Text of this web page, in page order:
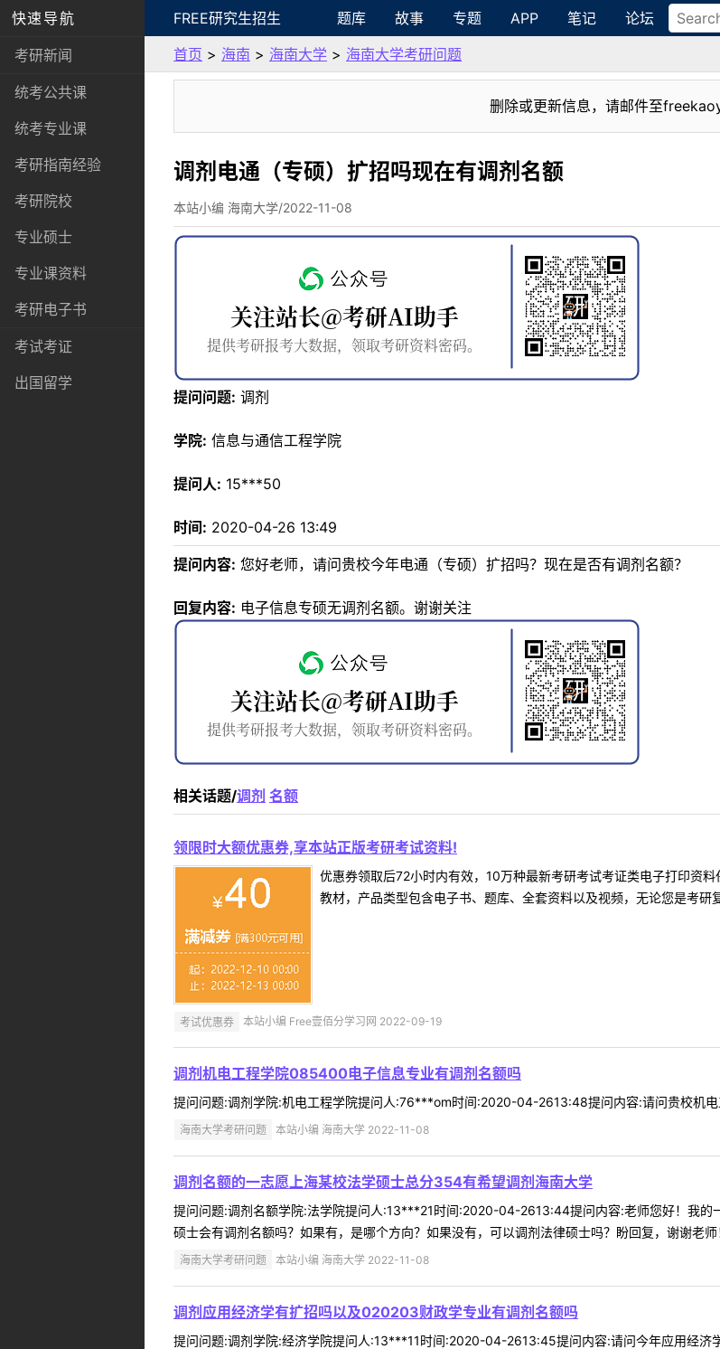
快速导航
考研新闻
统考公共课
统考专业课
考研指南经验
考研院校
专业硕士
专业课资料
考研电子书
考试考证
出国留学
FREE研究生招生 题库 故事 专题 APP 笔记 论坛
首页 > 海南 > 海南大学 > 海南大学考研问题
删除或更新信息，请邮件至
调剂电通（专硕）扩招吗现在有调剂名额
本站小编 海南大学/2022-11-08
提问问题: 调剂
学院: 信息与通信工程学院
提问人: 15***50
时间: 2020-04-26 13:49
提问内容: 您好老师，请问贵校今年电通（专硕）扩招吗？现在是否有调剂名额？
回复内容: 电子信息专硕无调剂名额。谢谢关注
相关话题/调剂 名额
领限时大额优惠券,享本站正版考研考试资料!
优惠券领取后72小时内有效，10万种最新考研考试考证类电子打印资
教材，产品类型包含电子书、题库、全套资料以及视频，无论您是考
考试优惠券 本站小编 Free壹佰分学习网 2022-09-19
调剂机电工程学院085400电子信息专业有调剂名额吗
提问问题:调剂学院:机电工程学院提问人:76***om时间:2020-04-2613:48提问内容:请问贵校机
海南大学考研问题 本站小编 海南大学 2022-11-08
调剂名额的一志愿上海某校法学硕士总分354有希望调剂海南大学
提问问题:调剂名额学院:法学院提问人:13***21时间:2020-04-2613:44提问内容:老师您好！我
硕士会有调剂名额吗？如果有，是哪个方向？如果没有，可以调剂法律硕士吗？盼回复，谢谢老
海南大学考研问题 本站小编 海南大学 2022-11-08
调剂应用经济学有扩招吗以及020203财政学专业有调剂名额吗
提问问题:调剂学院:经济学院提问人:13***11时间:2020-04-2613:45提问内容:请问今年应用经